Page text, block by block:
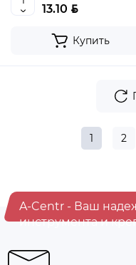
13.10 BYN
Купить
1 2
A-Centr - Ваш
инструмента и